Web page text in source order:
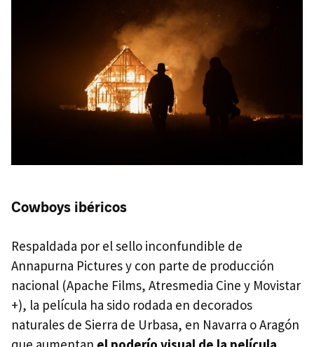
Cowboys ibéricos
Respaldada por el sello inconfundible de
Annapurna Pictures y con parte de producción
nacional (Apache Films, Atresmedia Cine y Movistar
+), la película ha sido rodada en decorados
naturales de Sierra de Urbasa, en Navarra o Aragón